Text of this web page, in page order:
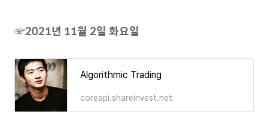
☞2021년 11월 2일 화요일
Algorithmic Trading
coreapi.shareinvest.net